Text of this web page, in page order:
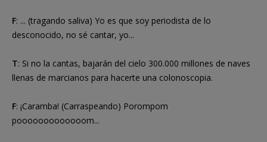
F: ... (tragando saliva) Yo es que soy periodista de lo
desconocido, no sé cantar, yo...
T: Si no la cantas, bajarán del cielo 300.000 millones de naves
llenas de marcianos para hacerte una colonoscopia.
F: ¡Caramba! (Carraspeando) Porompom
pooooooooooooom...